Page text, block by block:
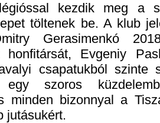
kezdik meg a
töltenek be. A klub
Gerasimenkó
honfitársát, Evgeniy
csapatukból szinte
egy szoros
minden bizonnyal a
jutásukért.